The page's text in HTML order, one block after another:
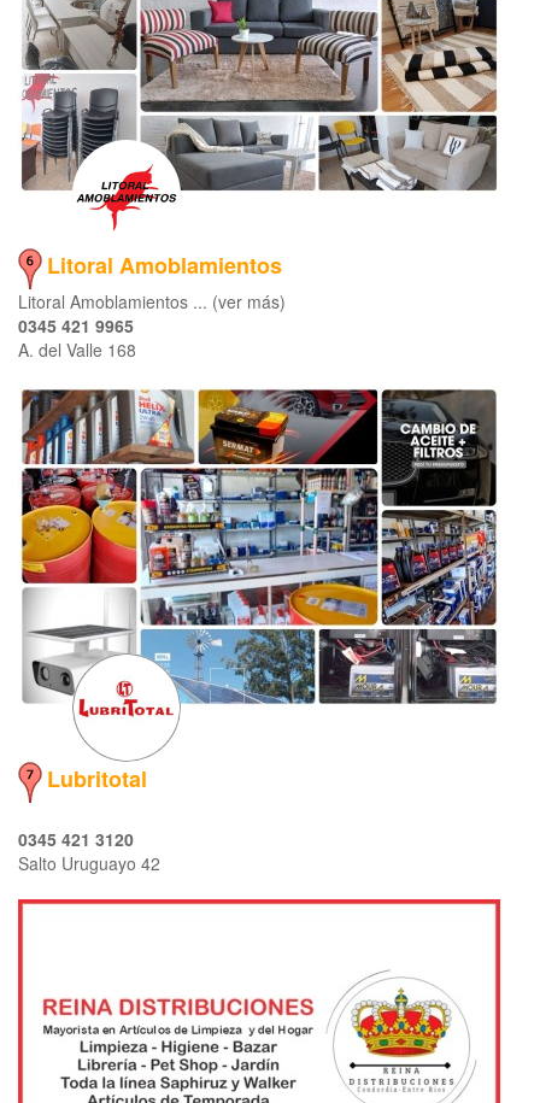
Litoral Amoblamientos
Litoral Amoblamientos ... (ver más)
0345 421 9965
A. del Valle 168
Lubritotal
0345 421 3120
Salto Uruguayo 42